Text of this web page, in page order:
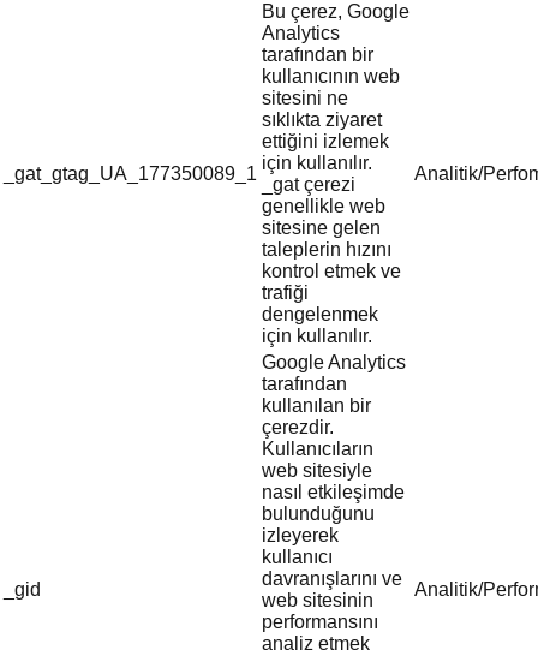
_gat_gtag_UA_177350089_1
Bu çerez, Google
Analytics
tarafından bir
kullanıcının web
sitesini ne
sıklıkta ziyaret
ettiğini izlemek
için kullanılır.
_gat çerezi
genellikle web
sitesine gelen
taleplerin hızını
kontrol etmek ve
trafiği
dengelenmek
için kullanılır.
Analitik/
_gid
Google Analytics
tarafından
kullanılan bir
çerezdir.
Kullanıcıların
web sitesiyle
nasıl etkileşimde
bulunduğunu
izleyerek
kullanıcı
davranışlarını ve
web sitesinin
performansını
analiz etmek
Analitik/